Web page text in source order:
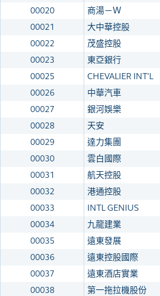
00020
商湯－Ｗ
00021
大中華控股
00022
茂盛控股
00023
東亞銀行
00025
CHEVALIER INT'L
00026
中華汽車
00027
銀河娛樂
00028
天安
00029
達力集團
00030
雲白國際
00031
航天控股
00032
港通控股
00033
INTL GENIUS
00034
九龍建業
00035
遠東發展
00036
遠東控股國際
00037
遠東酒店實業
00038
第一拖拉機股份